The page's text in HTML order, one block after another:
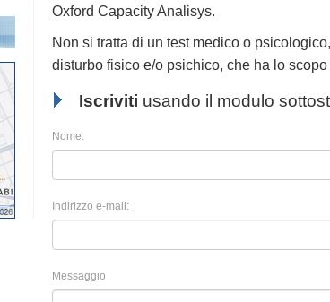
Oxford Capacity Analisys.
Non si tratta di un test medico o
disturbo fisico e/o psichico, che ha lo
Iscriviti usando il modulo
Nome:
Indirizzo e-mail:
Messaggio